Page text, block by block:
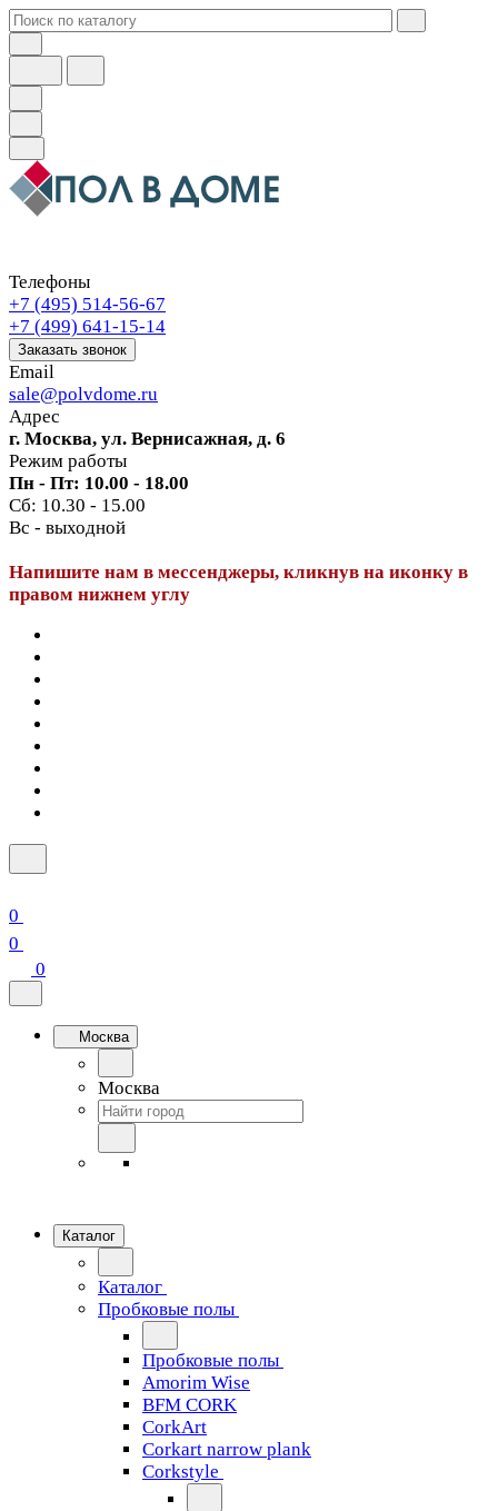
Телефоны
+7 (495) 514-56-67
+7 (499) 641-15-14
Заказать звонок
Email
sale@polvdome.ru
Адрес
г. Москва, ул. Вернисажная, д. 6
Режим работы
Пн - Пт: 10.00 - 18.00
Сб: 10.30 - 15.00
Вс - выходной
Напишите нам в мессенджеры, кликнув на иконку в
правом нижнем углу
0
0
0
Москва
Москва
Каталог
Каталог
Пробковые полы
Пробковые полы
Amorim Wise
BFM CORK
CorkArt
Corkart narrow plank
Corkstyle